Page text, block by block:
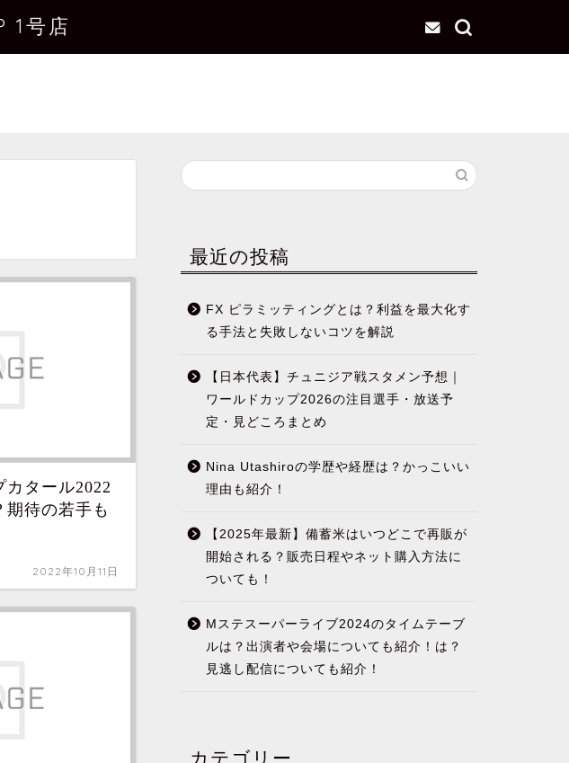
1号店
タール2022
期待の若手も
2022年10月11日
最近の投稿
FX ピラミッティングとは？利益を最大化す
る手法と失敗しないコツを解説
【日本代表】チュニジア戦スタメン予想｜
ワールドカップ2026の注目選手・放送予
定・見どころまとめ
Nina Utashiroの学歴や経歴は？かっこいい
理由も紹介！
【2025年最新】備蓄米はいつどこで再販が
開始される？販売日程やネット購入方法に
ついても！
Mステスーパーライブ2024のタイムテーブ
ルは？出演者や会場についても紹介！は？
見逃し配信についても紹介！
カテゴリー